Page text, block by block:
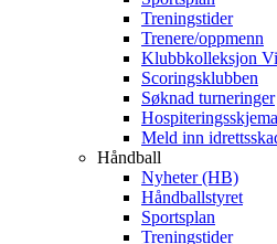
Treningstider
Trenere/oppmenn
Klubbkolleksjon
Scoringsklubben
Søknad turneringer
Hospiteringsskjema
Meld inn
Håndball
Nyheter (HB)
Håndballstyret
Sportsplan
Treningstider